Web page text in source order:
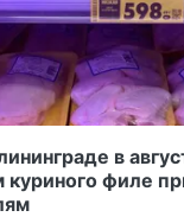
в
куриного филе